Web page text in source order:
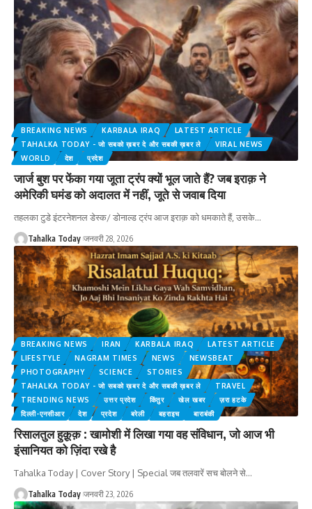
BREAKING NEWS KARBALA IRAQ
LATEST ARTICLE
TAHALKA TODAY - जो सबको ख़बर दे और सबकी ख़बर ले
VIRAL NEWS
WORLD
देश प्रदेश
जार्ज बुश पर फेंका गया जूता ट्रंप क्यों भूल जाते हैं? जब इराक़ ने
अमेरिकी घमंड को अदालत में नहीं, जूते से जवाब दिया
तहलका टुडे इंटरनेशनल डेस्क/ डोनाल्ड ट्रंप आज इराक़ को धमकाते हैं, उसके…
Tahalka Today जनवरी 28, 2026
BREAKING NEWS IRAN KARBALA IRAQ
LATEST ARTICLE
LIFESTYLE
NAGRAM TIMES NEWS
NEWSBEAT
PHOTOGRAPHY
SCIENCE
STORIES
TAHALKA TODAY - जो सबको ख़बर दे और सबकी ख़बर ले
TRAVEL
TRENDING NEWS
उत्तर प्रदेश किंतुर खेल खबर
ज़रा हटके
दिल्ली-एनसीआर
देश प्रदेश बरेली बहराइच बाराबंकी
रिसालतुल हुक़ूक़ : खामोशी में लिखा गया वह संविधान, जो आज भी
इंसानियत को ज़िंदा रखे है
Tahalka Today | Cover Story | Special जब तलवारें सच बोलने से…
Tahalka Today जनवरी 23, 2026